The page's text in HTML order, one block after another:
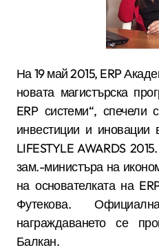
На 19 май 2015, ERP Академия, партньор на ВУЗФ в
новата магистърска
ERP системи“, спечели
инвестиции и иновации
LIFESTYLE AWARDS
зам.-министъра на
на основателката на
Футекова.
награждаването се
Балкан.